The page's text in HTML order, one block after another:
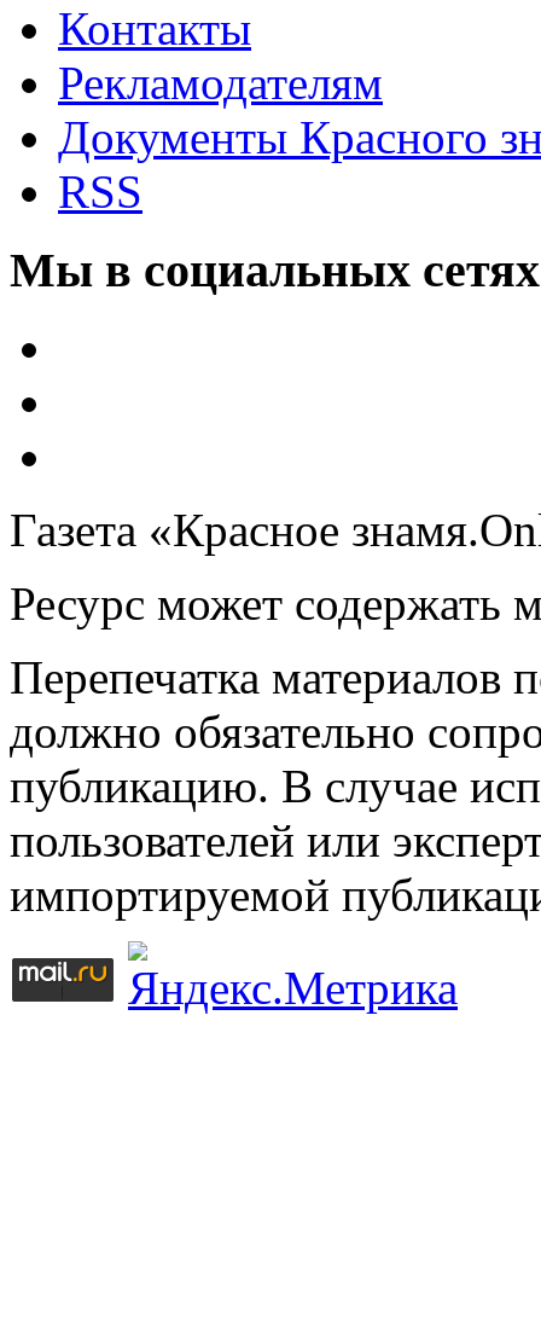
Контакты
Рекламодателям
Документы Красного
RSS
Мы в социальных сетях
Газета «Красное
Ресурс может содержать
Перепечатка материалов
должно обязательно
публикацию. В случае
пользователей или
импортируемой